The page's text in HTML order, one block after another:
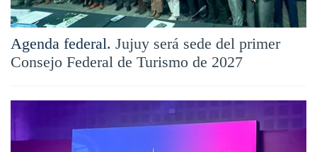
Agenda federal. Jujuy será sede del primer
Consejo Federal de Turismo de 2027